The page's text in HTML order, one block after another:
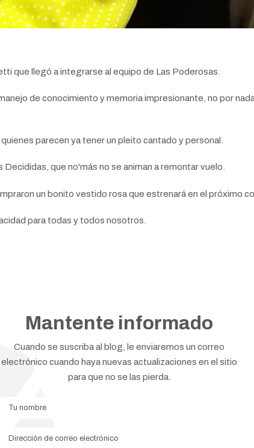
que llegó a integrarse al equipo de Las Poderosas.
de conocimiento y memoria impresionante, no por
parecen ya tener un pleito cantado y personal.
que no'más no se animan a remontar vuelo.
un bonito vestido rosa que estrenará en el próximo
para todas y todos nosotros.
Mantente informado
Cuando se suscriba al blog, le enviaremos un correo
electrónico cuando haya nuevas actualizaciones en el sitio
para que no se las pierda.